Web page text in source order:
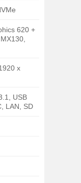
620 +
x
USB
LAN, SD